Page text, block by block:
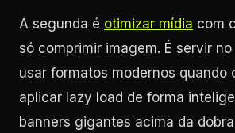
A segunda é otimizar mídia com
só comprimir imagem. É servir
usar formatos modernos quando
aplicar lazy load de forma
banners gigantes acima da